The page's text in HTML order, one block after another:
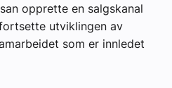
opprette en salgskanal
utviklingen av
som er innledet